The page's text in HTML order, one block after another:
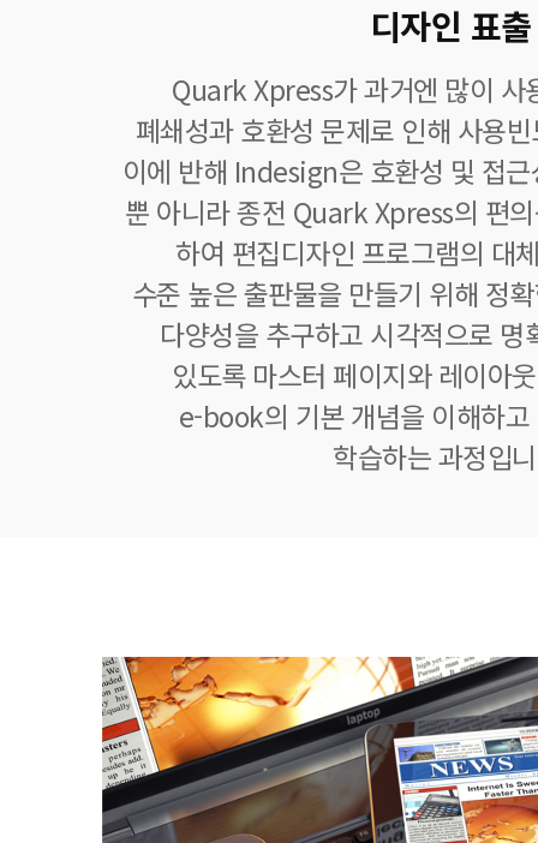
디자인 표출
Quark Xpress가 과거엔 많이 사
폐쇄성과 호환성 문제로 인해 사용
이에 반해 Indesign은 호환성 및 접
뿐 아니라 종전 Quark Xpress의 편
하여 편집디자인 프로그램의 대
수준 높은 출판물을 만들기 위해 정
다양성을 추구하고 시각적으로 명
있도록 마스터 페이지와 레이아
e-book의 기본 개념을 이해하
학습하는 과정입